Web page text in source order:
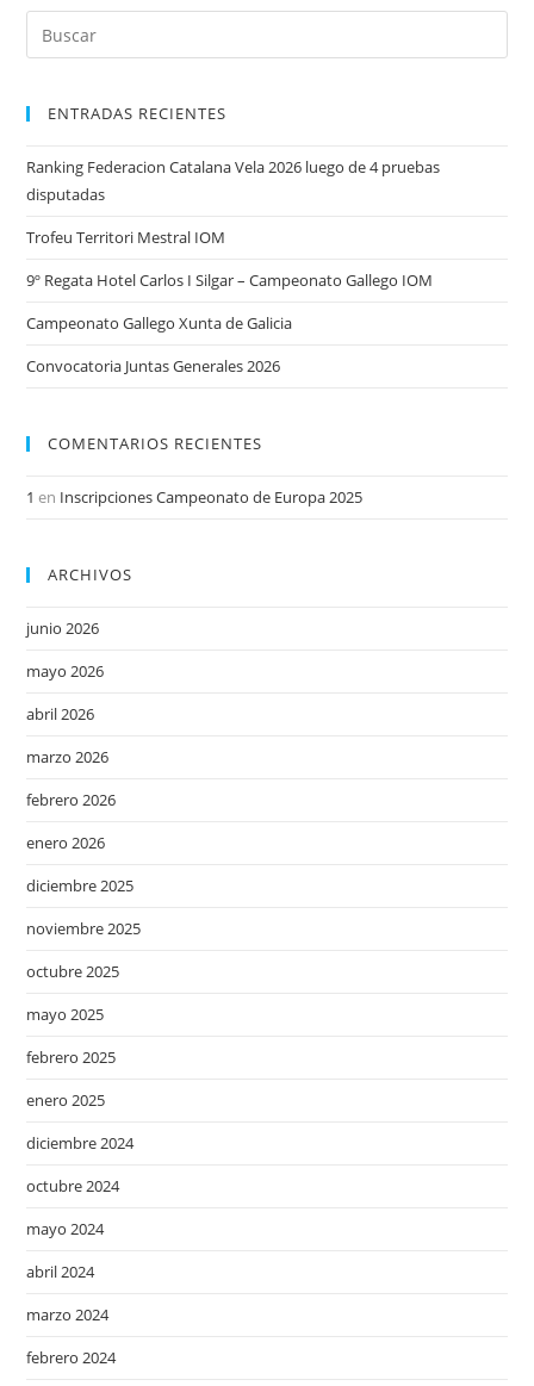
ENTRADAS RECIENTES
Ranking Federacion Catalana Vela 2026 luego de 4 pruebas
disputadas
Trofeu Territori Mestral IOM
9º Regata Hotel Carlos I Silgar – Campeonato Gallego IOM
Campeonato Gallego Xunta de Galicia
Convocatoria Juntas Generales 2026
COMENTARIOS RECIENTES
1 en Inscripciones Campeonato de Europa 2025
ARCHIVOS
junio 2026
mayo 2026
abril 2026
marzo 2026
febrero 2026
enero 2026
diciembre 2025
noviembre 2025
octubre 2025
mayo 2025
febrero 2025
enero 2025
diciembre 2024
octubre 2024
mayo 2024
abril 2024
marzo 2024
febrero 2024